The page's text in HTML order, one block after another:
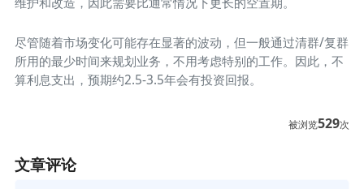
尽管随着市场变化可能存在显著的波动，但一般通过清群/复群
所用的最少时间来规划业务，不用考虑特别的工作。因此，不
算利息支出，预期约2.5-3.5年会有投资回报。
被浏览529次
文章评论